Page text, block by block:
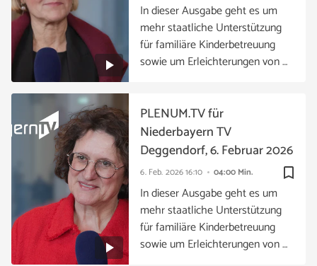
In dieser Ausgabe geht es um
mehr staatliche Unterstützung
für familiäre Kinderbetreuung
sowie um Erleichterungen von …
bookmark_border
6. Feb. 202616:10 04:00 Min.
PLENUM.TV für
Niederbayern TV
Deggendorf, 6. Februar 2026
In dieser Ausgabe geht es um
mehr staatliche Unterstützung
für familiäre Kinderbetreuung
sowie um Erleichterungen von …